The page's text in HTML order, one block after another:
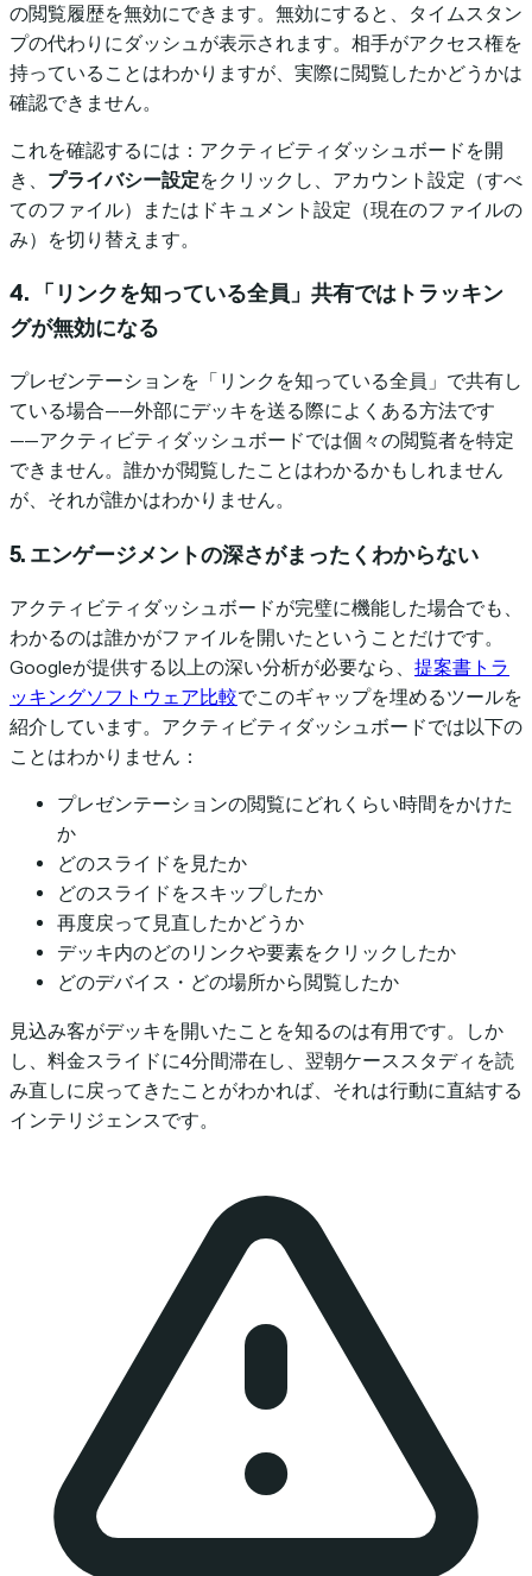
の閲覧履歴を無効にできます。無効にすると、タイムスタン
プの代わりにダッシュが表示されます。相手がアクセス権を
持っていることはわかりますが、実際に閲覧したかどうかは
確認できません。
これを確認するには：アクティビティダッシュボードを開
き、 プライバシー設定をクリックし、アカウント設定（すべ
てのファイル）またはドキュメント設定（現在のファイルの
み）を切り替えます。
4. 「リンクを知っている全員」共有ではトラッキン
グが無効になる
プレゼンテーションを「リンクを知っている全員」で共有し
ている場合——外部にデッキを送る際によくある方法です
——アクティビティダッシュボードでは個々の閲覧者を特定
できません。誰かが閲覧したことはわかるかもしれません
が、それが誰かはわかりません。
5. エンゲージメントの深さがまったくわからない
アクティビティダッシュボードが完璧に機能した場合でも、
わかるのは誰かがファイルを開いたということだけです。
Googleが提供する以上の深い分析が必要なら、 提案書トラ
ッキングソフトウェア比較でこのギャップを埋めるツールを
紹介しています。アクティビティダッシュボードでは以下の
ことはわかりません：
プレゼンテーションの閲覧にどれくらい時間をかけた
か
どのスライドを見たか
どのスライドをスキップしたか
再度戻って見直したかどうか
デッキ内のどのリンクや要素をクリックしたか
どのデバイス・どの場所から閲覧したか
見込み客がデッキを開いたことを知るのは有用です。しか
し、料金スライドに4分間滞在し、翌朝ケーススタディを読
み直しに戻ってきたことがわかれば、それは行動に直結する
インテリジェンスです。